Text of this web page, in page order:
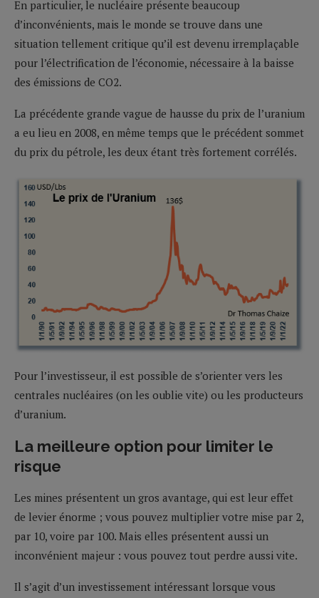
En particulier, le nucléaire présente beaucoup
d’inconvénients, mais le monde se trouve dans une
situation tellement critique qu’il est devenu irremplaçable
pour l’électrification de l’économie, nécessaire à la baisse
des émissions de CO2.
La précédente grande vague de hausse du prix de l’uranium
a eu lieu en 2008, en même temps que le précédent sommet
du prix du pétrole, les deux étant très fortement corrélés.
Pour l’investisseur, il est possible de s’orienter vers les
centrales nucléaires (on les oublie vite) ou les producteurs
d’uranium.
La meilleure option pour limiter le
risque
Les mines présentent un gros avantage, qui est leur effet
de levier énorme ; vous pouvez multiplier votre mise par 2,
par 10, voire par 100. Mais elles présentent aussi un
inconvénient majeur : vous pouvez tout perdre aussi vite.
Il s’agit d’un investissement intéressant lorsque vous